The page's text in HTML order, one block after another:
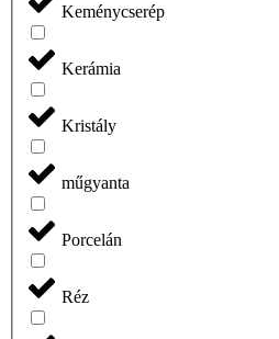
Keménycserép
Kerámia
Kristály
műgyanta
Porcelán
Réz